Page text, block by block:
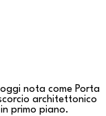
nota come Porta
architettonico
primo piano.